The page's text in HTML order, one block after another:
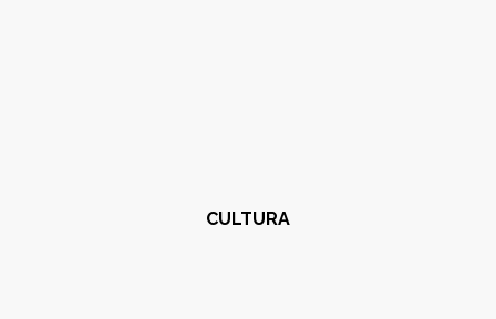
CULTURA